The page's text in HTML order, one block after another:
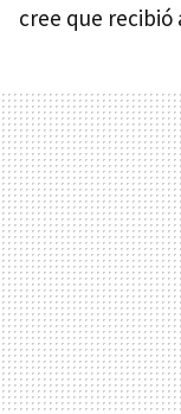
cree que recibió